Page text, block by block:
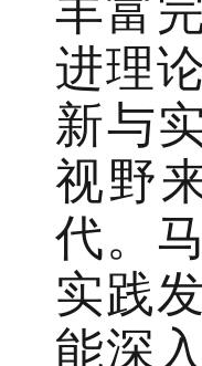
进理
新与
视野
代。
实践
能深